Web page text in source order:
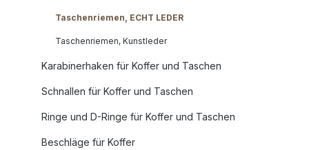
Taschenriemen, ECHT LEDER
Taschenriemen, Kunstleder
Karabinerhaken für Koffer und Taschen
Schnallen für Koffer und Taschen
Ringe und D-Ringe für Koffer und Taschen
Beschläge für Koffer